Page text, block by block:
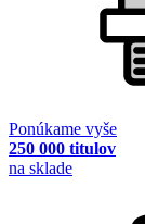
Ponúkame vyše
250 000 titulov
na sklade